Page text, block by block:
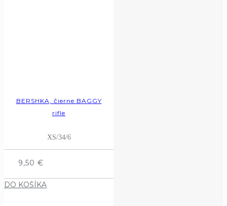
BERSHKA, čierne BAGGY
rifle
XS/34/6
9,50 €
DO KOŠÍKA